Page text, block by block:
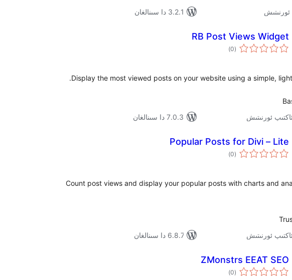
3.2.1 دا سىنالغان
RB Post Views Widget
(0 ئومۇمىي
دەرىجە
)
Display the most viewed posts on your website using a simple,
7.0.3 دا سىنالغان
Popular Posts for Divi – Lite
(0 ئومۇمىي
دەرىجە
)
Count post views and display your popular posts with charts and
6.8.7 دا سىنالغان
ZMonstrs EEAT SEO
(0 ئومۇمىي
دەرىجە
)